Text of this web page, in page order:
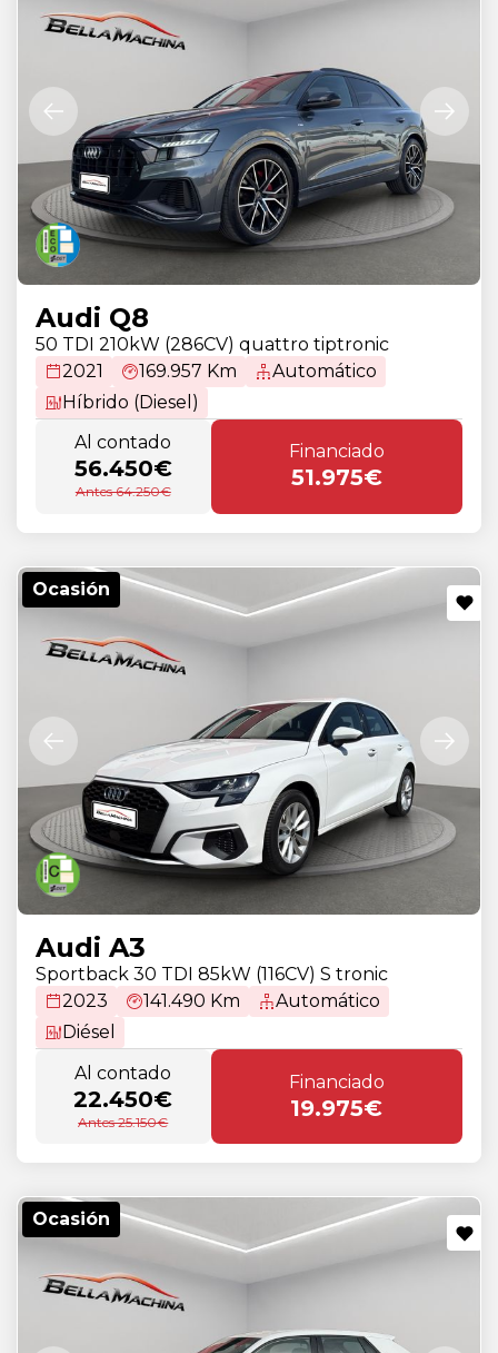
Audi Q8
50 TDI 210kW (286CV) quattro tiptronic
2021
169.957 Km
Automático
Híbrido (Diesel)
Al contado
56.450€
Antes 64.250€
Financiado
51.975€
Ocasión
Audi A3
Sportback 30 TDI 85kW (116CV) S tronic
2023
141.490 Km
Automático
Diésel
Al contado
22.450€
Antes 25.150€
Financiado
19.975€
Ocasión